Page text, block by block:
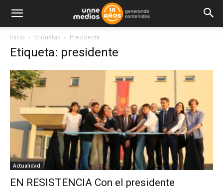
Inicio Etiquetas Presidente
Etiqueta: presidente
Actualidad
EN RESISTENCIA Con el presidente